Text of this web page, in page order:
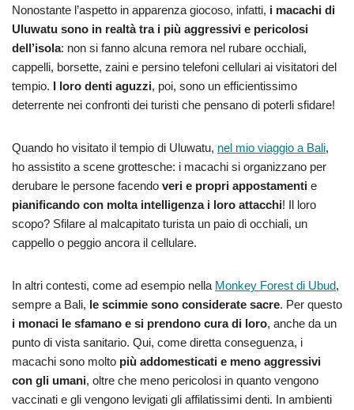
Nonostante l’aspetto in apparenza giocoso, infatti, i macachi di
Uluwatu sono in realtà tra i più aggressivi e pericolosi
dell’isola: non si fanno alcuna remora nel rubare occhiali,
cappelli, borsette, zaini e persino telefoni cellulari ai visitatori del
tempio. I loro denti aguzzi, poi, sono un efficientissimo
deterrente nei confronti dei turisti che pensano di poterli sfidare!
Quando ho visitato il tempio di Uluwatu, nel mio viaggio a Bali,
ho assistito a scene grottesche: i macachi si organizzano per
derubare le persone facendo veri e propri appostamenti e
pianificando con molta intelligenza i loro attacchi! Il loro
scopo? Sfilare al malcapitato turista un paio di occhiali, un
cappello o peggio ancora il cellulare.
In altri contesti, come ad esempio nella Monkey Forest di Ubud,
sempre a Bali, le scimmie sono considerate sacre. Per questo
i monaci le sfamano e si prendono cura di loro, anche da un
punto di vista sanitario. Qui, come diretta conseguenza, i
macachi sono molto più addomesticati e meno aggressivi
con gli umani, oltre che meno pericolosi in quanto vengono
vaccinati e gli vengono levigati gli affilatissimi denti. In ambienti